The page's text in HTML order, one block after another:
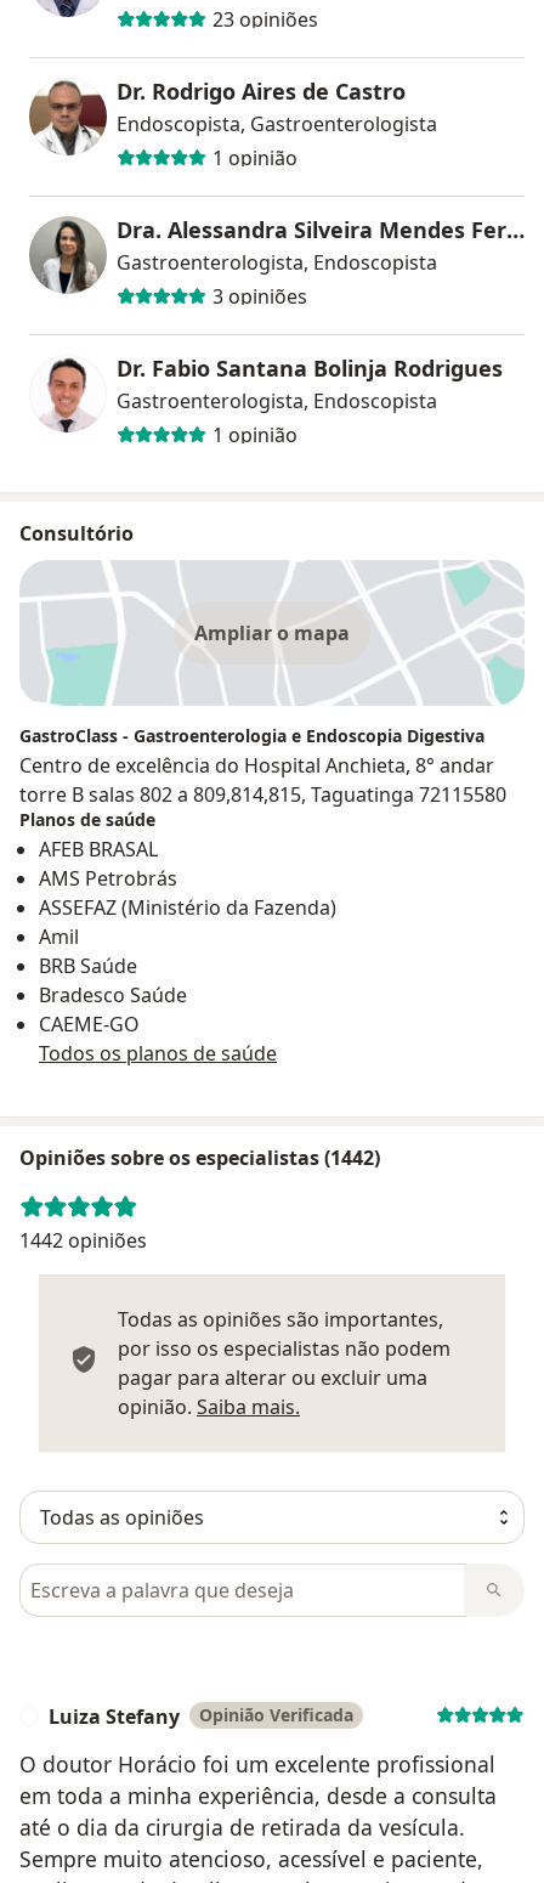
23 opiniões
Dr. Rodrigo Aires de Castro
Endoscopista, Gastroenterologista
1 opinião
Dra. Alessandra Silveira Mendes Ferreira
Gastroenterologista, Endoscopista
3 opiniões
Dr. Fabio Santana Bolinja Rodrigues
Gastroenterologista, Endoscopista
1 opinião
Consultório
Ampliar o mapa
GastroClass - Gastroenterologia e Endoscopia Digestiva
Centro de excelência do Hospital Anchieta, 8° andar
torre B salas 802 a 809,814,815, Taguatinga 72115580
Planos de saúde
AFEB BRASAL
AMS Petrobrás
ASSEFAZ (Ministério da Fazenda)
Amil
BRB Saúde
Bradesco Saúde
CAEME-GO
Todos os planos de saúde
Opiniões sobre os especialistas (1442)
1442 opiniões
Todas as opiniões são importantes,
por isso os especialistas não podem
pagar para alterar ou excluir uma
opinião. Saiba mais.
Pesquisar em opiniões
Luiza Stefany Opinião Verificada
O doutor Horácio foi um excelente profissional
em toda a minha experiência, desde a consulta
até o dia da cirurgia de retirada da vesícula.
Sempre muito atencioso, acessível e paciente,